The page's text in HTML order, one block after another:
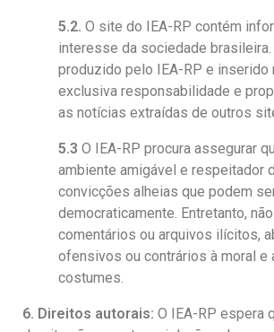
5.2. O site do IEA-RP contém
interesse da sociedade brasileira.
produzido pelo IEA-RP e inserido
exclusiva responsabilidade e
as notícias extraídas de outros
5.3 O IEA-RP procura assegurar
ambiente amigável e respeitador
convicções alheias que podem
democraticamente. Entretanto,
comentários ou arquivos ilícitos,
ofensivos ou contrários à moral e
costumes.
6. Direitos autorais: O IEA-RP espera